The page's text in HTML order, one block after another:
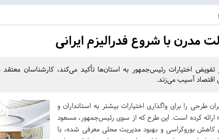
مدرن با شروع فدرالیزم ایرانی
اختیارات رئیس‌جمهور به استان‌ها تأکید می‌کند، کارشناسان
اقتصاد آسیب می‌زند.
طرحی را برای واگذاری اختیارات بیشتر به استانداران و
کرده است. این طرح که از سوی رئیس‌جمهور، مسعود
کاهش بوروکراسی و بهبود مدیریت محلی معرفی شده، با